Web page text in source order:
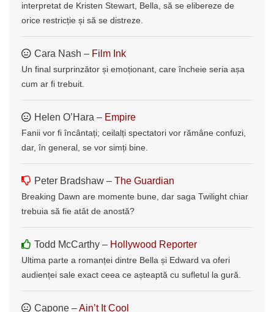
interpretat de Kristen Stewart, Bella, să se elibereze de
orice restricție și să se distreze.
Cara Nash – Film Ink
Un final surprinzător și emoționant, care încheie seria așa
cum ar fi trebuit.
Helen O’Hara – Empire
Fanii vor fi încântați; ceilalți spectatori vor rămâne confuzi,
dar, în general, se vor simți bine.
Peter Bradshaw – The Guardian
Breaking Dawn are momente bune, dar saga Twilight chiar
trebuia să fie atât de anostă?
Todd McCarthy – Hollywood Reporter
Ultima parte a romanței dintre Bella și Edward va oferi
audienței sale exact ceea ce așteaptă cu sufletul la gură.
Capone –Ain’t It Cool